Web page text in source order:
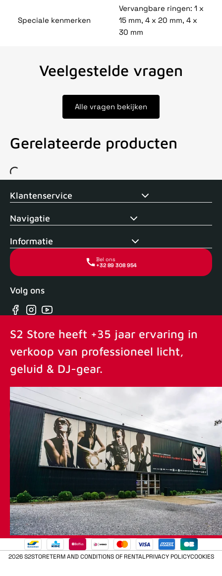
Speciale kenmerken
Vervangbare ringen: 1 x
15 mm, 4 x 20 mm, 4 x
30 mm
Veelgestelde vragen
Alle vragen bekijken
Gerelateerde producten
Voor 15uur besteld, zelfde dag verstuurd Echte winkel +35
Klantenservice
Navigatie
Informatie
Bel ons
+32 89 308 954
Volg ons
Facebook
Instagram
YouTube
S2 Store heeft +35 jaar ervaring in
verkoop van professioneel licht,
geluid & DJ-gear.
2026 S2STORETERM AND CONDITIONS OF RENTALPRIVACY POLICYCOOKIES